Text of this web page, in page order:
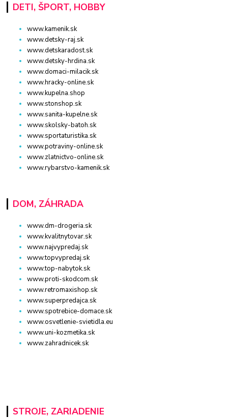
DETI, ŠPORT, HOBBY
www.kamenik.sk
www.detsky-raj.sk
www.detskaradost.sk
www.detsky-hrdina.sk
www.domaci-milacik.sk
www.hracky-online.sk
www.kupelna.shop
www.stonshop.sk
www.sanita-kupelne.sk
www.skolsky-batoh.sk
www.sportaturistika.sk
www.potraviny-online.sk
www.zlatnictvo-online.sk
www.rybarstvo-kamenik.sk
DOM, ZÁHRADA
www.dm-drogeria.sk
www.kvalitnytovar.sk
www.najvypredaj.sk
www.topvypredaj.sk
www.top-nabytok.sk
www.proti-skodcom.sk
www.retromaxishop.sk
www.superpredajca.sk
www.spotrebice-domace.sk
www.osvetlenie-svietidla.eu
www.uni-kozmetika.sk
www.zahradnicek.sk
STROJE, ZARIADENIE